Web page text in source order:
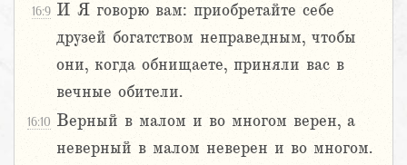
16:9 И Я говорю вам: приобретайте себе
друзей богатством неправедным, чтобы
они, когда обнищаете, приняли вас в
вечные обители.
16:10 Верный в малом и во многом верен, а
неверный в малом неверен и во многом.